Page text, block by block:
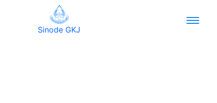
Sinode GKJ